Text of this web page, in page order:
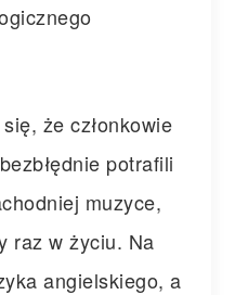
że członkowie
potrafili
muzyce,
raz w życiu. Na
angielskiego, a